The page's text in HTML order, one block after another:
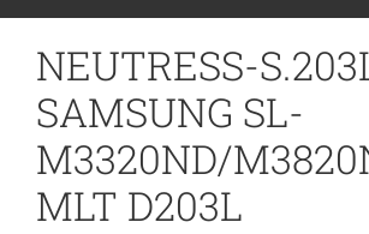
NEUTRESS-
SAMSUNG SL-
M3320ND/
MLT D203L